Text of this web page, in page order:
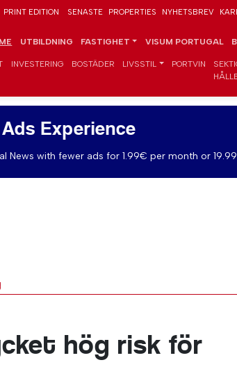
PRINT EDITION SENASTE PROPERTIES NYHETSBREV
UTBILDNING FASTIGHET VISUM PORTUGAL
INVESTERING BOSTÄDER LIVSSTIL PORTVIN
Experience
News with fewer ads for 1.99€ per month or
hög risk för